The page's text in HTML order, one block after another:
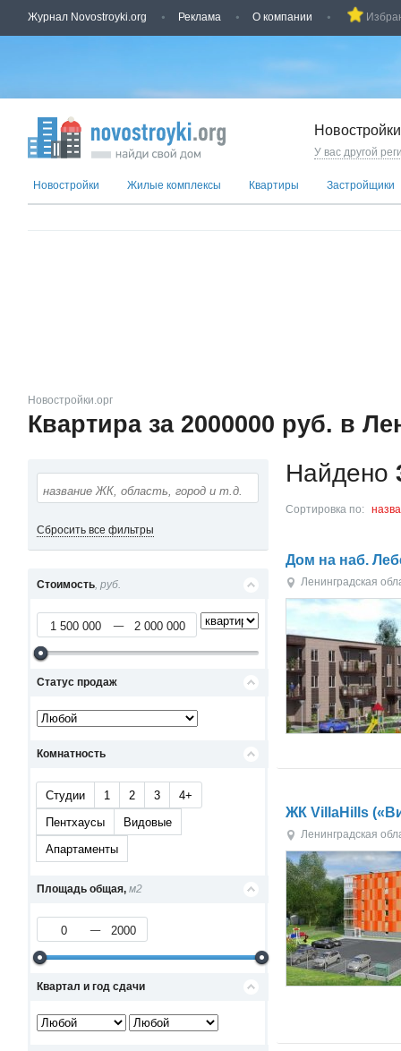
Журнал Novostroyki.org Реклама О компании
У вас другой
Новостройки Жилые комплексы Квартиры Застройщики
Новостройки.орг
Квартира за 2000000 руб. в
Сбросить все фильтры
Стоимость, руб.
Статус продаж
Комнатность
Студии 1 2 3
4+
Пентхаусы
Видовые
Апартаменты
Площадь общая, м2
Квартал и год сдачи
Найдено
Сортировка по:
Дом на наб.
Ленинградская
ЖК VillaHills
Ленинградская